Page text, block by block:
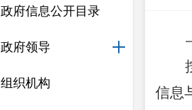
政府信息公开目录
政府领导
组织机构
信息